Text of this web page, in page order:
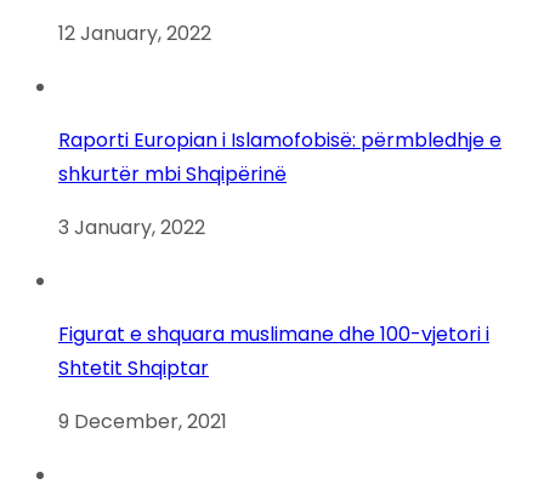
12 January, 2022
Raporti Europian i Islamofobisë: përmbledhje e
shkurtër mbi Shqipërinë
3 January, 2022
Figurat e shquara muslimane dhe 100-vjetori i
Shtetit Shqiptar
9 December, 2021